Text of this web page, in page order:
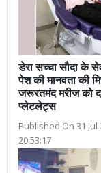
डेरा सच्चा सौदा के
पेश की मानवता की
जरूरतमंद मरीज को
प्लेटलेट्स
Published On 31 Jul
20:53:17